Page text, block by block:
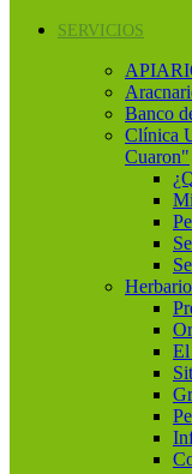
SERVICIOS
Banco
Clínica
Cuaron"
Herbario
El